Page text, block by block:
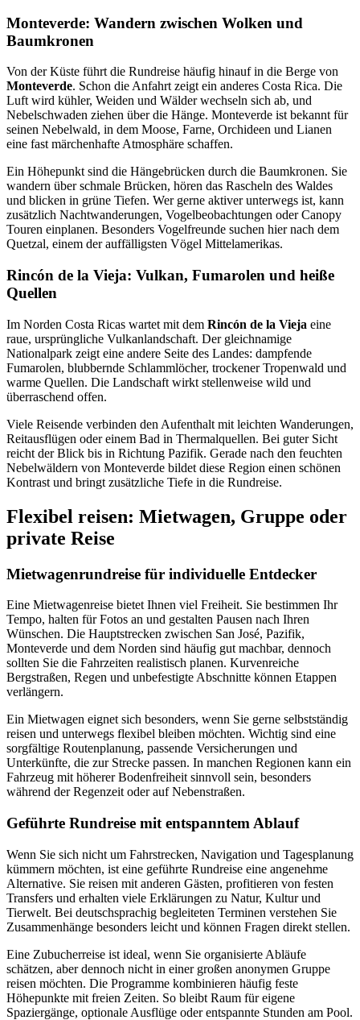
Monteverde: Wandern zwischen Wolken und
Baumkronen
Von der Küste führt die Rundreise häufig hinauf in die Berge von
Monteverde. Schon die Anfahrt zeigt ein anderes Costa Rica. Die
Luft wird kühler, Weiden und Wälder wechseln sich ab, und
Nebelschwaden ziehen über die Hänge. Monteverde ist bekannt für
seinen Nebelwald, in dem Moose, Farne, Orchideen und Lianen
eine fast märchenhafte Atmosphäre schaffen.
Ein Höhepunkt sind die Hängebrücken durch die Baumkronen. Sie
wandern über schmale Brücken, hören das Rascheln des Waldes
und blicken in grüne Tiefen. Wer gerne aktiver unterwegs ist, kann
zusätzlich Nachtwanderungen, Vogelbeobachtungen oder Canopy
Touren einplanen. Besonders Vogelfreunde suchen hier nach dem
Quetzal, einem der auffälligsten Vögel Mittelamerikas.
Rincón de la Vieja: Vulkan, Fumarolen und heiße
Quellen
Im Norden Costa Ricas wartet mit dem Rincón de la Vieja eine
raue, ursprüngliche Vulkanlandschaft. Der gleichnamige
Nationalpark zeigt eine andere Seite des Landes: dampfende
Fumarolen, blubbernde Schlammlöcher, trockener Tropenwald und
warme Quellen. Die Landschaft wirkt stellenweise wild und
überraschend offen.
Viele Reisende verbinden den Aufenthalt mit leichten Wanderungen,
Reitausflügen oder einem Bad in Thermalquellen. Bei guter Sicht
reicht der Blick bis in Richtung Pazifik. Gerade nach den feuchten
Nebelwäldern von Monteverde bildet diese Region einen schönen
Kontrast und bringt zusätzliche Tiefe in die Rundreise.
Flexibel reisen: Mietwagen, Gruppe oder
private Reise
Mietwagenrundreise für individuelle Entdecker
Eine Mietwagenreise bietet Ihnen viel Freiheit. Sie bestimmen Ihr
Tempo, halten für Fotos an und gestalten Pausen nach Ihren
Wünschen. Die Hauptstrecken zwischen San José, Pazifik,
Monteverde und dem Norden sind häufig gut machbar, dennoch
sollten Sie die Fahrzeiten realistisch planen. Kurvenreiche
Bergstraßen, Regen und unbefestigte Abschnitte können Etappen
verlängern.
Ein Mietwagen eignet sich besonders, wenn Sie gerne selbstständig
reisen und unterwegs flexibel bleiben möchten. Wichtig sind eine
sorgfältige Routenplanung, passende Versicherungen und
Unterkünfte, die zur Strecke passen. In manchen Regionen kann ein
Fahrzeug mit höherer Bodenfreiheit sinnvoll sein, besonders
während der Regenzeit oder auf Nebenstraßen.
Geführte Rundreise mit entspanntem Ablauf
Wenn Sie sich nicht um Fahrstrecken, Navigation und Tagesplanung
kümmern möchten, ist eine geführte Rundreise eine angenehme
Alternative. Sie reisen mit anderen Gästen, profitieren von festen
Transfers und erhalten viele Erklärungen zu Natur, Kultur und
Tierwelt. Bei deutschsprachig begleiteten Terminen verstehen Sie
Zusammenhänge besonders leicht und können Fragen direkt stellen.
Eine Zubucherreise ist ideal, wenn Sie organisierte Abläufe
schätzen, aber dennoch nicht in einer großen anonymen Gruppe
reisen möchten. Die Programme kombinieren häufig feste
Höhepunkte mit freien Zeiten. So bleibt Raum für eigene
Spaziergänge, optionale Ausflüge oder entspannte Stunden am Pool.